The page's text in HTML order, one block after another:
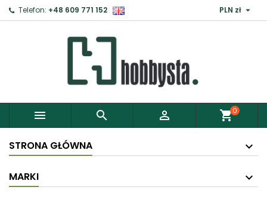
Telefon: +48 609 771 152 PLN zł 
   shopping_cart0
STRONA GŁÓWNA
MARKI